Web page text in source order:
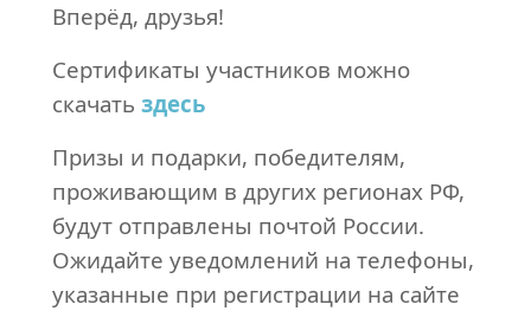
Вперёд, друзья!
Сертификаты участников можно
скачать здесь
Призы и подарки, победителям,
проживающим в других регионах РФ,
будут отправлены почтой России.
Ожидайте уведомлений на телефоны,
указанные при регистрации на сайте